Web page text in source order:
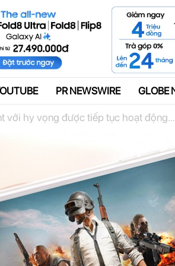
Quảng cáo
PR NEWSWIRE GLOBE
với hy vọng được tiếp tục hoạt động...